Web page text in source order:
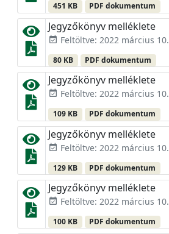
451 KB PDF dokumentum
Jegyzőkönyv melléklete
event_available Feltöltve: 2022 március 10.
80 KB PDF dokumentum
Jegyzőkönyv melléklete
event_available Feltöltve: 2022 március 10.
109 KB PDF dokumentum
Jegyzőkönyv melléklete
event_available Feltöltve: 2022 március 10.
129 KB PDF dokumentum
Jegyzőkönyv melléklete
event_available Feltöltve: 2022 március 10.
100 KB PDF dokumentum